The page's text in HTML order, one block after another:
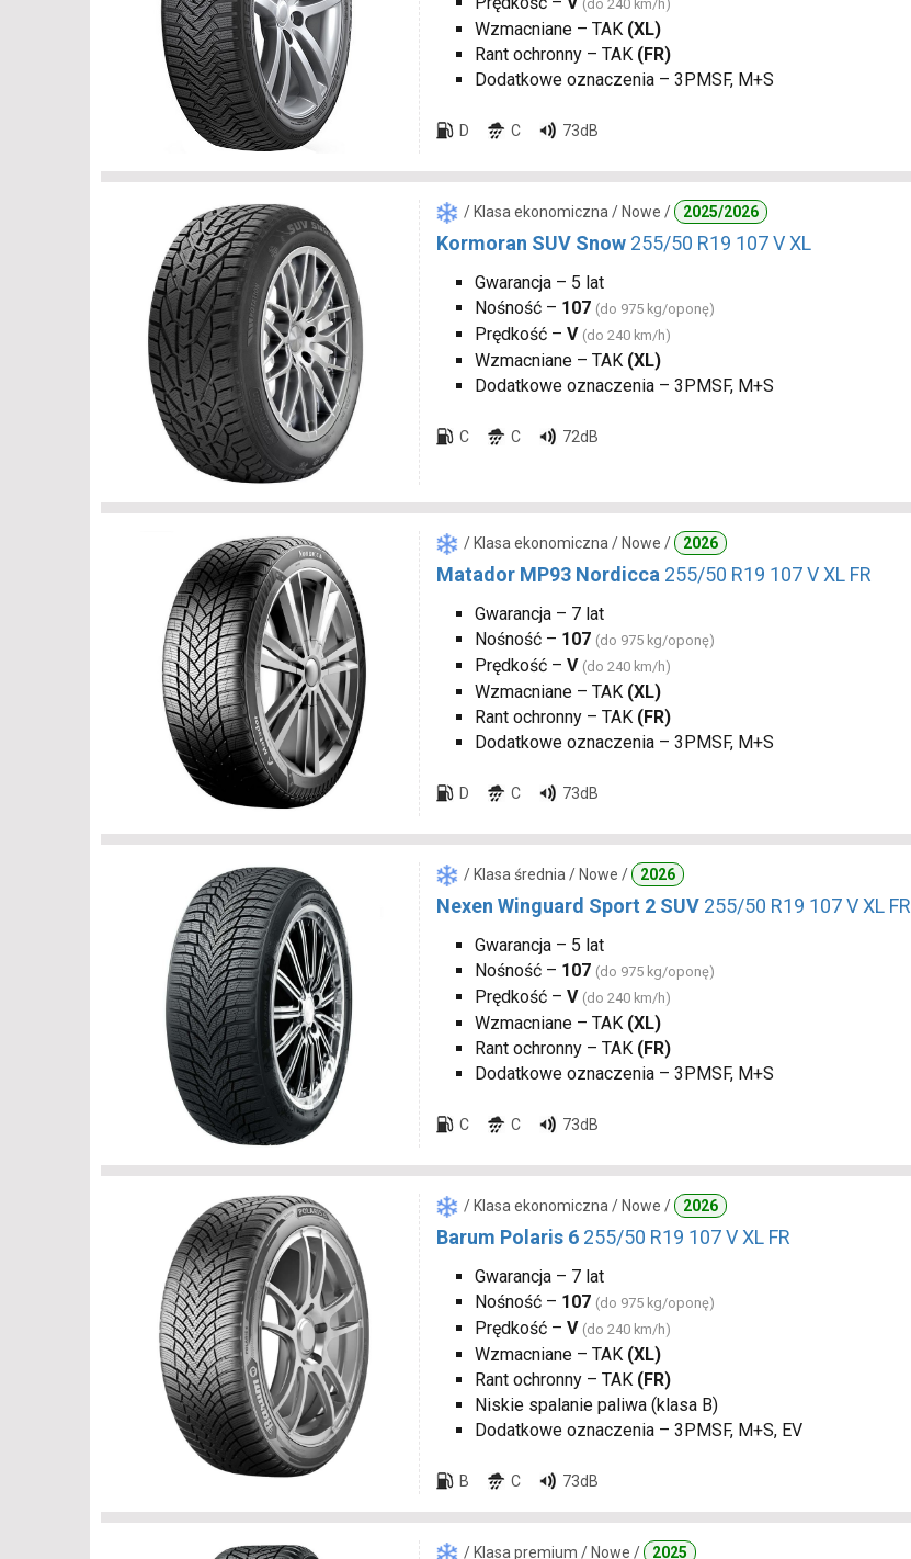
(do 240 km/h)
Wzmacniane – TAK (XL)
Rant ochronny – TAK (FR)
Dodatkowe oznaczenia – 3PMSF, M+S
D C 73dB
/ Klasa ekonomiczna / Nowe / 2025/2026
Kormoran SUV Snow 255/50 R19 107 V XL
Gwarancja – 5 lat
Nośność – 107 (do 975 kg/oponę)
Prędkość – V (do 240 km/h)
Wzmacniane – TAK (XL)
Dodatkowe oznaczenia – 3PMSF, M+S
C C 72dB
/ Klasa ekonomiczna / Nowe / 2026
Matador MP93 Nordicca 255/50 R19 107 V XL FR
Gwarancja – 7 lat
Nośność – 107 (do 975 kg/oponę)
Prędkość – V (do 240 km/h)
Wzmacniane – TAK (XL)
Rant ochronny – TAK (FR)
Dodatkowe oznaczenia – 3PMSF, M+S
D C 73dB
/ Klasa średnia / Nowe / 2026
Nexen Winguard Sport 2 SUV 255/50 R19 107 V XL FR
Gwarancja – 5 lat
Nośność – 107 (do 975 kg/oponę)
Prędkość – V (do 240 km/h)
Wzmacniane – TAK (XL)
Rant ochronny – TAK (FR)
Dodatkowe oznaczenia – 3PMSF, M+S
C C 73dB
/ Klasa ekonomiczna / Nowe / 2026
Barum Polaris 6 255/50 R19 107 V XL FR
Gwarancja – 7 lat
Nośność – 107 (do 975 kg/oponę)
Prędkość – V (do 240 km/h)
Wzmacniane – TAK (XL)
Rant ochronny – TAK (FR)
Niskie spalanie paliwa (klasa B)
Dodatkowe oznaczenia – 3PMSF, M+S, EV
B C 73dB
/ Klasa premium / Nowe / 2025